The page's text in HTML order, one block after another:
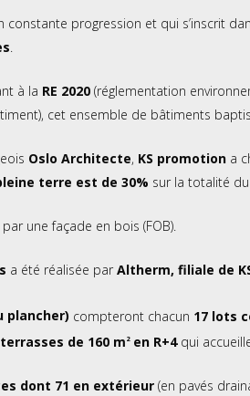
progression et qui s’inscrit
à la RE 2020 (réglementation
cet ensemble de bâtiments
Oslo Architecte, KS promotion a
terre est de 30% sur la totalité
une façade en bois (FOB).
a été réalisée par Altherm, filiale de
plancher) compteront chacun 17 lots
terrasses de 160 m 2en R+4qui
dont 71 en extérieur (en pavés